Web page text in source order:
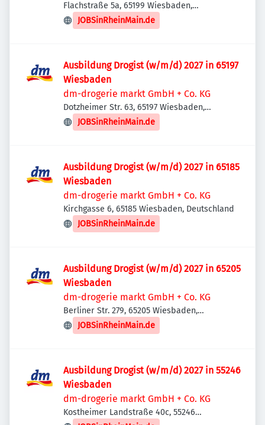
Flachstraße 5a, 65199 Wiesbaden,
Deutschland
JOBSinRheinMain.de
Ausbildung Drogist (w/m/d) 2027 in 65197
Wiesbaden
dm-drogerie markt GmbH + Co. KG
Dotzheimer Str. 63, 65197 Wiesbaden,
Deutschland
JOBSinRheinMain.de
Ausbildung Drogist (w/m/d) 2027 in 65185
Wiesbaden
dm-drogerie markt GmbH + Co. KG
Kirchgasse 6, 65185 Wiesbaden, Deutschland
JOBSinRheinMain.de
Ausbildung Drogist (w/m/d) 2027 in 65205
Wiesbaden
dm-drogerie markt GmbH + Co. KG
Berliner Str. 279, 65205 Wiesbaden,
Deutschland
JOBSinRheinMain.de
Ausbildung Drogist (w/m/d) 2027 in 55246
Wiesbaden
dm-drogerie markt GmbH + Co. KG
Kostheimer Landstraße 40c, 55246